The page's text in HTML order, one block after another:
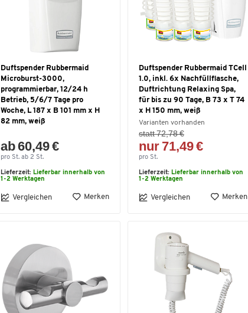
Duftspender Rubbermaid
Microburst-3000,
programmierbar, 12/24 h
Betrieb, 5/6/7 Tage pro
Woche, L 187 x B 101 mm x H
82 mm, weiß
ab 60,49 €
pro St. ab 2 St.
Lieferzeit: Lieferbar innerhalb von
1-2 Werktagen
Vergleichen Merken
Duftspender Rubbermaid TCell
1.0, inkl. 6x Nachfüllflasche,
Duftrichtung Relaxing Spa,
für bis zu 90 Tage, B 73 x T 74
x H 150 mm, weiß
Varianten vorhanden
statt 72,78 €
nur 71,49 €
pro St.
Lieferzeit: Lieferbar innerhalb von
1-2 Werktagen
Vergleichen Merken